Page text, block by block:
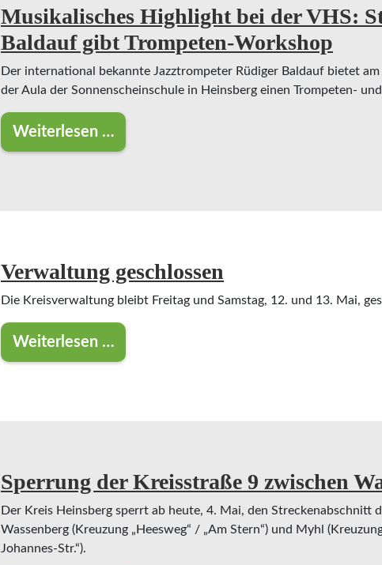
Musikalisches Highlight bei der VHS:
Baldauf gibt Trompeten-Workshop
Der international bekannte Jazztrompeter Rüdiger Baldauf bietet
der Aula der Sonnenscheinschule in Heinsberg einen Trompeten-
Weiterlesen …
Musikalisches Highlight bei der VHS:
Verwaltung geschlossen
Die Kreisverwaltung bleibt Freitag und Samstag, 12. und 13. Mai,
Weiterlesen …
Verwaltung geschlossen
Sperrung der Kreisstraße 9 zwischen
Der Kreis Heinsberg sperrt ab heute, 4. Mai, den Streckenabschnitt
Wassenberg (Kreuzung „Heesweg“ / „Am Stern“) und Myhl
Johannes-Str.“).